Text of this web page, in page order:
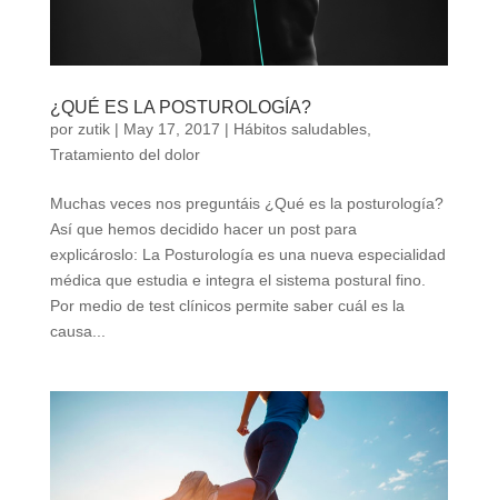
¿QUÉ ES LA POSTUROLOGÍA?
por zutik| May 17, 2017 | Hábitos saludables,
Tratamiento del dolor
Muchas veces nos preguntáis ¿Qué es la posturología?
Así que hemos decidido hacer un post para
explicároslo: La Posturología es una nueva especialidad
médica que estudia e integra el sistema postural fino.
Por medio de test clínicos permite saber cuál es la
causa...